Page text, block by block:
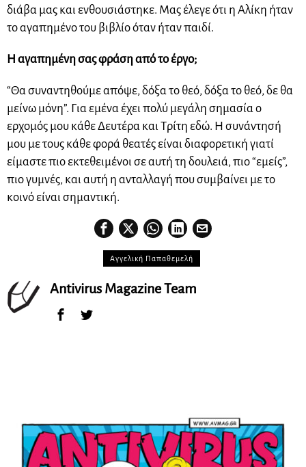
διάβα μας και ενθουσιάστηκε. Μας έλεγε ότι η Αλίκη ήταν
το αγαπημένο του βιβλίο όταν ήταν παιδί.
Η αγαπημένη σας φράση από το έργο;
“Θα συναντηθούμε απόψε, δόξα το θεό, δόξα το θεό, δε θα
μείνω μόνη”. Για εμένα έχει πολύ μεγάλη σημασία ο
ερχομός μου κάθε Δευτέρα και Τρίτη εδώ. Η συνάντησή
μου με τους κάθε φορά θεατές είναι διαφορετική γιατί
είμαστε πιο εκτεθειμένοι σε αυτή τη δουλειά, πιο “εμείς”,
πιο γυμνές, και αυτή η ανταλλαγή που συμβαίνει με το
κοινό είναι σημαντική.
Αγγελική Παπαθεμελή
Antivirus Magazine Team